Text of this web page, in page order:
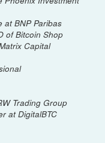
at BNP Paribas
of Bitcoin Shop
Capital
Trading Group
at DigitalBTC